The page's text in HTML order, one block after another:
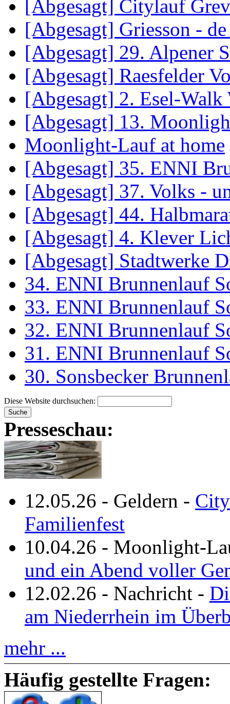
[Abgesagt] Citylauf
[Abgesagt] Griesson -
[Abgesagt] 29. Alpener
[Abgesagt] Raesfelder
[Abgesagt] 2. Esel-Walk
[Abgesagt] 13.
Moonlight-Lauf at home
[Abgesagt] 35. ENNI
[Abgesagt] 37. Volks -
[Abgesagt] 44.
[Abgesagt] 4. Klever
[Abgesagt] Stadtwerke
34. ENNI Brunnenlauf
33. ENNI Brunnenlauf
32. ENNI Brunnenlauf
31. ENNI Brunnenlauf
30. Sonsbecker
Diese Website durchsuchen:
Presseschau:
12.05.26 - Geldern -
Familienfest
10.04.26 - Moonlight-
und ein Abend voller
12.02.26 - Nachricht -
am Niederrhein im
mehr ...
Häufig gestellte Fragen: